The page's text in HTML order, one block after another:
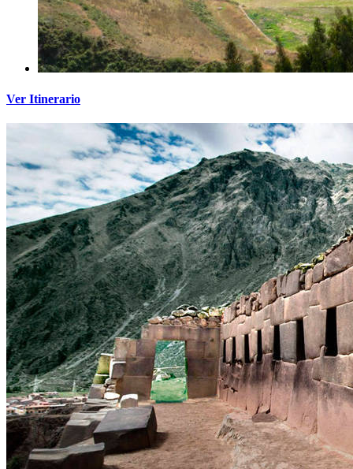
Ver Itinerario